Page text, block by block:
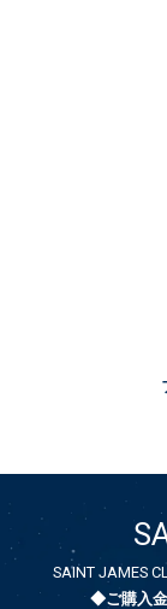
SAINT JAMES
◆ご購入